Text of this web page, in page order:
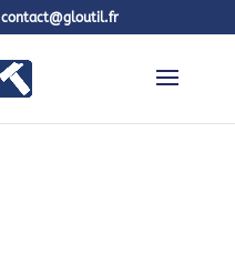
contact@gloutil.fr